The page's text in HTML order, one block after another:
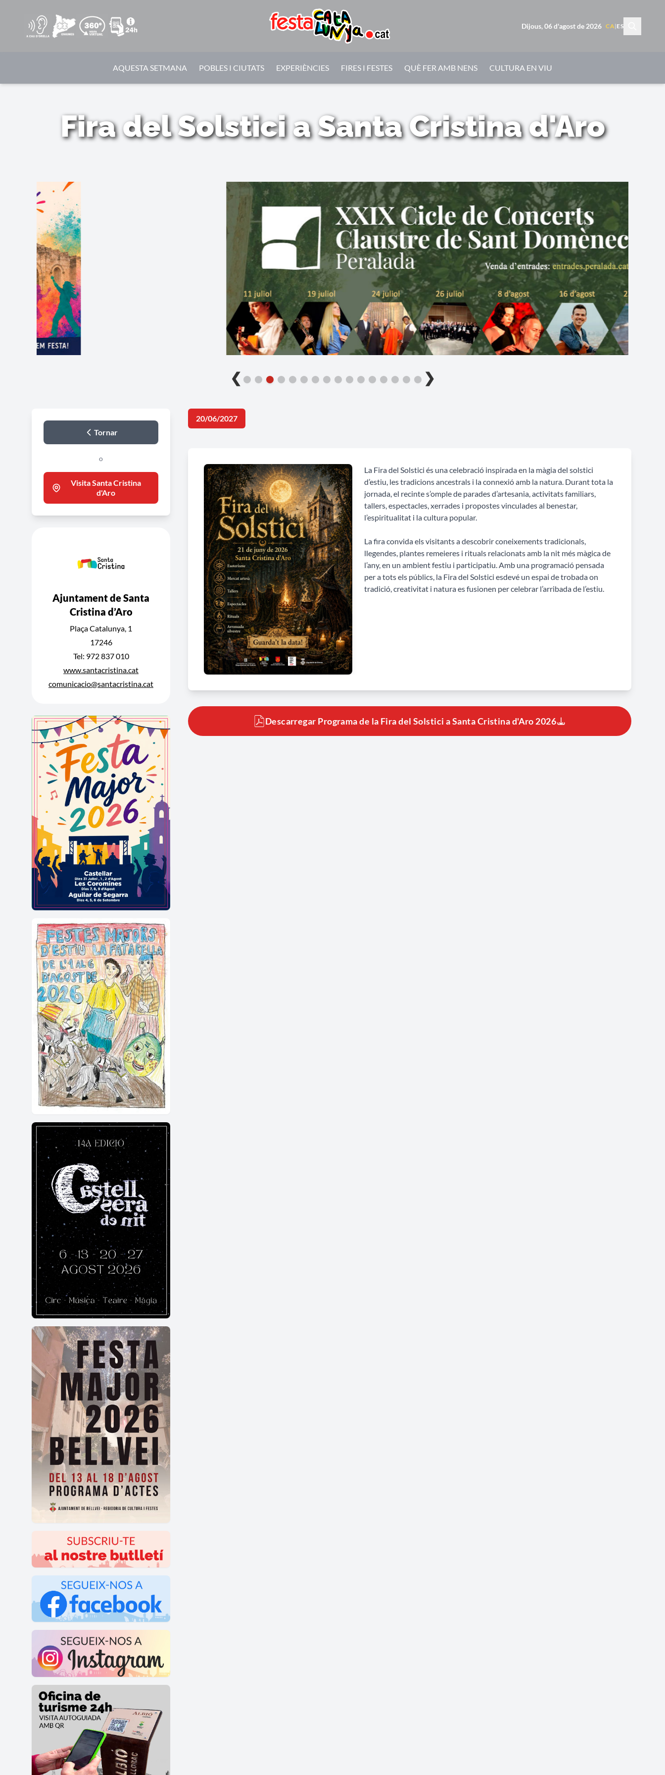
Dijous, 06 d'agost de 2026 CA| ES
AQUESTA SETMANA POBLES I CIUTATS EXPERIÈNCIES FIRES I FESTES QUÈ FER AMB NENS CULTURA EN VIU
Fira del Solstici a Santa Cristina d'Aro
❮ ❯
Tornar
o
Visita Santa Cristina
d'Aro
Ajuntament de Santa
Cristina d’Aro
Plaça Catalunya, 1
17246
Tel: 972 837 010
www.santacristina.cat
comunicacio@santacristina.cat
20/06/2027
La Fira del Solstici és una celebració inspirada en la màgia del solstici
d’estiu, les tradicions ancestrals i la connexió amb la natura. Durant tota la
jornada, el recinte s’omple de parades d’artesania, activitats familiars,
tallers, espectacles, xerrades i propostes vinculades al benestar,
l’espiritualitat i la cultura popular.
La fira convida els visitants a descobrir coneixements tradicionals,
llegendes, plantes remeieres i rituals relacionats amb la nit més màgica de
l’any, en un ambient festiu i participatiu. Amb una programació pensada
per a tots els públics, la Fira del Solstici esdevé un espai de trobada on
tradició, creativitat i natura es fusionen per celebrar l’arribada de l’estiu.
Descarregar Programa de la Fira del Solstici a Santa Cristina d'Aro 2026